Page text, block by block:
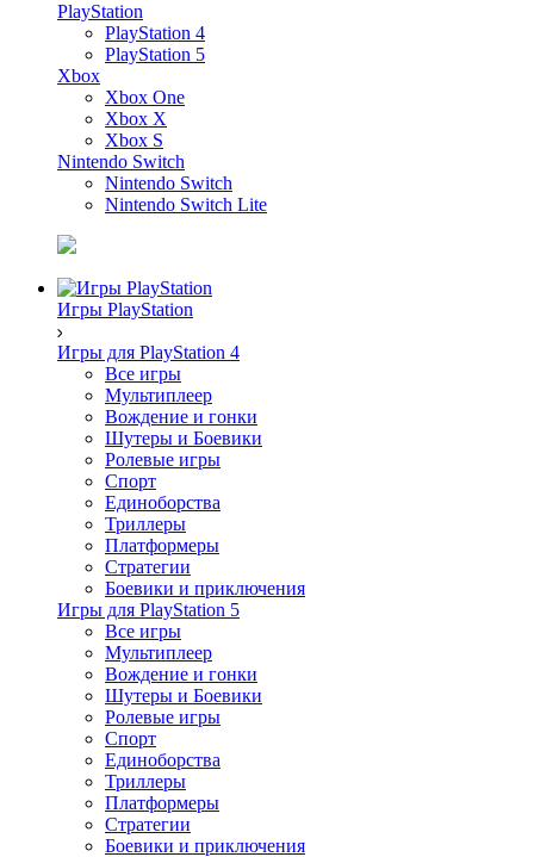
PlayStation
PlayStation 4
PlayStation 5
Xbox
Xbox One
Xbox X
Xbox S
Nintendo Switch
Nintendo Switch
Nintendo Switch Lite
Игры PlayStation
Игры для PlayStation 4
Все игры
Мультиплеер
Вождение и гонки
Шутеры и Боевики
Ролевые игры
Спорт
Единоборства
Триллеры
Платформеры
Стратегии
Боевики и приключения
Игры для PlayStation 5
Все игры
Мультиплеер
Вождение и гонки
Шутеры и Боевики
Ролевые игры
Спорт
Единоборства
Триллеры
Платформеры
Стратегии
Боевики и приключения